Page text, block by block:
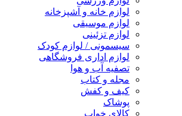
لوازم خانه و آشپزخانه
لوازم موسیقی
لوازم تزئینی
سیسمونی / لوازم کودک
لوازم اداری فروشگاهی
تصفیه آب و هوا
مجله و کتاب
کیف و کفش
پوشاک
کالای خواب